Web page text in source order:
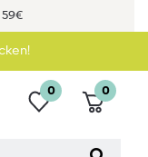
0 0